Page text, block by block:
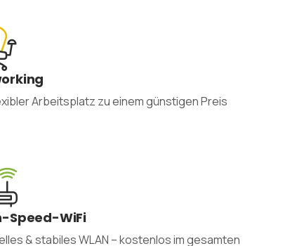
Arbeitsplatz zu einem günstigen Preis
Speed-WiFi
& stabiles WLAN – kostenlos im gesamten